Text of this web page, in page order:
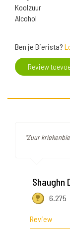
Koolzuur
Alcohol
Ben je Bierista?
Review
"Zuur
Shaughn
6.275
Review